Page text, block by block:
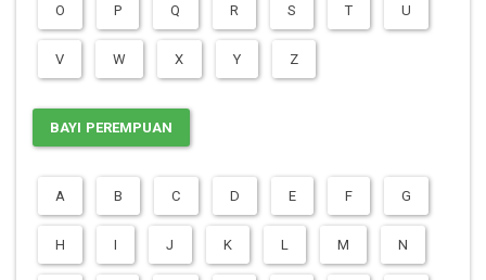
O P Q R S T U
V W X Y Z
BAYI PEREMPUAN
A B C D E F G
H I J K L M N